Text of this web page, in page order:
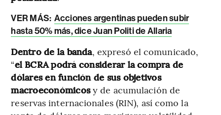
VER MÁS: Acciones argentinas pueden subir
hasta 50% más, dice Juan Politi de Allaria
Dentro de la banda, expresó el comunicado,
“el BCRA podrá considerar la compra de
dólares en función de sus objetivos
macroeconómicosy de acumulación de
reservas internacionales (RIN), así como la